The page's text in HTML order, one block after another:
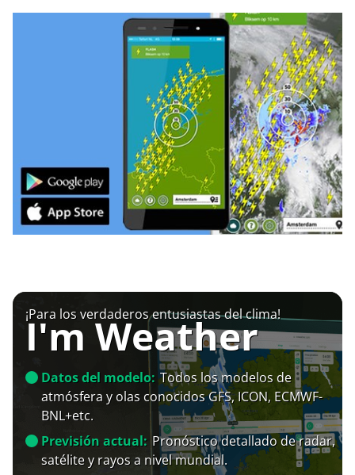
¡Para los verdaderos entusiastas del clima!
I'm Weather
Datos del modelo: Todos los modelos de
atmósfera y olas conocidos GFS, ICON, ECMWF-
BNL+etc.
Previsión actual: Pronóstico detallado de radar,
satélite y rayos a nivel mundial.